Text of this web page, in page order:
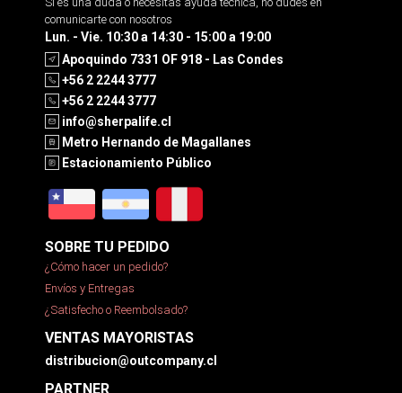
comunicarte con nosotros
Lun. - Vie. 10:30 a 14:30 - 15:00 a 19:00
Apoquindo 7331 OF 918 - Las Condes
+56 2 2244 3777
+56 2 2244 3777
info@sherpalife.cl
Metro Hernando de Magallanes
Estacionamiento Público
SOBRE TU PEDIDO
¿Cómo hacer un pedido?
Envíos y Entregas
¿Satisfecho o Reembolsado?
VENTAS MAYORISTAS
distribucion@outcompany.cl
PARTNER